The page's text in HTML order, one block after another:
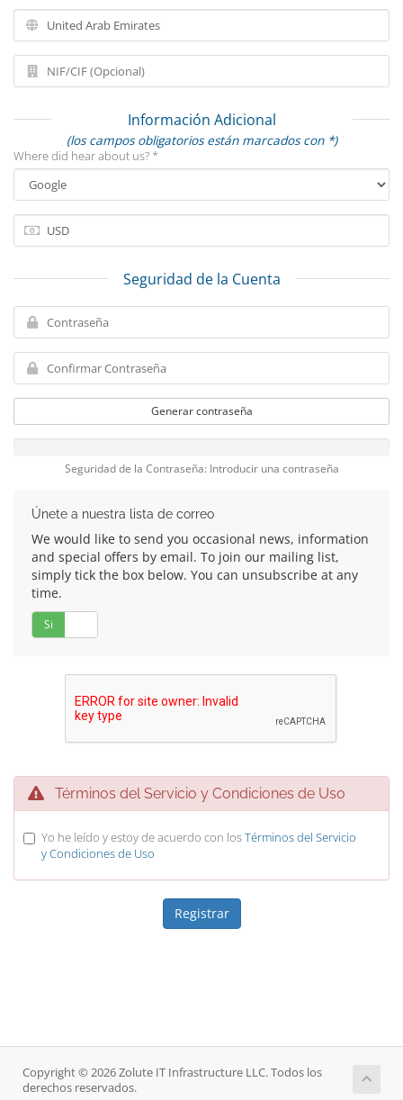
Información Adicional
(los campos obligatorios están marcados con *)
Where did hear about us? *
Seguridad de la Cuenta
Generar contraseña
Seguridad de la Contraseña: Introducir una contraseña
Únete a nuestra lista de correo
We would like to send you occasional news, information
and special offers by email. To join our mailing list,
simply tick the box below. You can unsubscribe at any
time.
Si
Términos del Servicio y Condiciones de Uso
Yo he leído y estoy de acuerdo con losTérminos del Servicio
y Condiciones de Uso
Copyright © 2026 Zolute IT Infrastructure LLC. Todos los
derechos reservados.